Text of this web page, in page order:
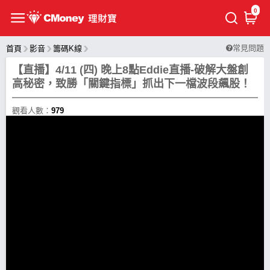
0
首頁 影音 籌碼K線 常見問題
【直播】4/11 (四) 晚上8點Eddie直播-破解大盤創
高秘密，致勝「關鍵指標」抓出下一檔波段飆股！
觀看人數： 979